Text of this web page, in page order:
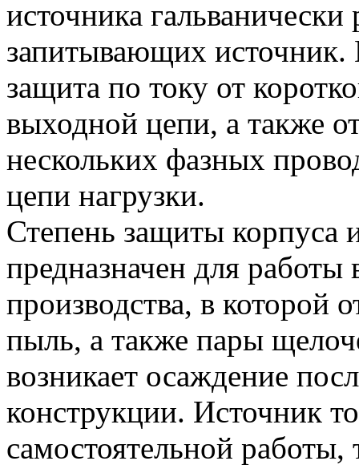
источника
запитывающих источник.
защита по току от
выходной цепи, а также
нескольких фазных
цепи нагрузки.
Степень защиты корпуса
предназначен для
производства, в которой
пыль, а также пары
возникает осаждение
конструкции. Источник
самостоятельной работы,